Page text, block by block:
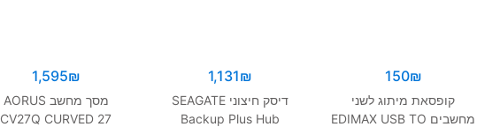
150₪
קופסאת מיתוג לשני
מחשבים EDIMAX USB TO
1,131₪
דיסק חיצוני SEAGATE
Backup Plus Hub
1,595₪
מסך מחשב AORUS
CV27Q CURVED 27